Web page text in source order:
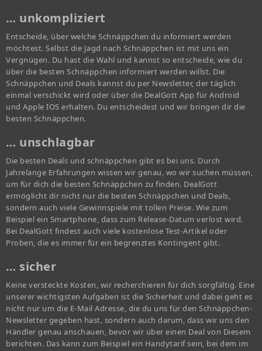
… unkompliziert
Entscheide, über welche Schnäppchen du informiert werden
möchtest. Selbst die Jagd nach Schnäppchen ist mit uns ein
Vergnügen. Du hast die Wahl und kannst so entscheide, wie du
über die besten Schnäppchen informiert werden willst. Die
Schnäppchen und Deals kannst du per Newsletter, der täglich
einmal verschickt wird oder über die DealGott App für Android
und Apple IOS erhalten. Du entscheidest und wir bringen dir die
besten Schnäppchen.
… unschlagbar
Die besten Deals und schnäppchen gibt es bei uns. Durch
Jahrelange Erfahrungen wissen wir genau, wo wir suchen müssen,
um für dich die besten Schnäppchen zu finden. DealGott
ermöglicht dir nicht nur die besten Schnäppchen und Deals,
sondern auch viele Gewinnspiele mit tollen Preise. Wie zum
Beispiel ein Smartphone, dass zum Release-Datum verlost wird.
Bei DealGott findest auch viele kostenlose Test-Artikel oder
Proben, die es immer für ein begrenztes Kontingent gibt.
… sicher
Keine versteckte Kosten, wir recherchieren für dich sorgfältig. Eine
unserer wichtigsten Aufgaben ist die Sicherheit und dabei geht es
nicht nur um die E-Mail Adresse, die du uns für den Schnäppchen-
Newsletter gegeben hast, sondern auch darum, dass wir uns den
Händler genau anschauen, bevor wir über einen Deal von Diesem
berichten. Das kann zum Beispiel ein Handytarif sein, bei dem im